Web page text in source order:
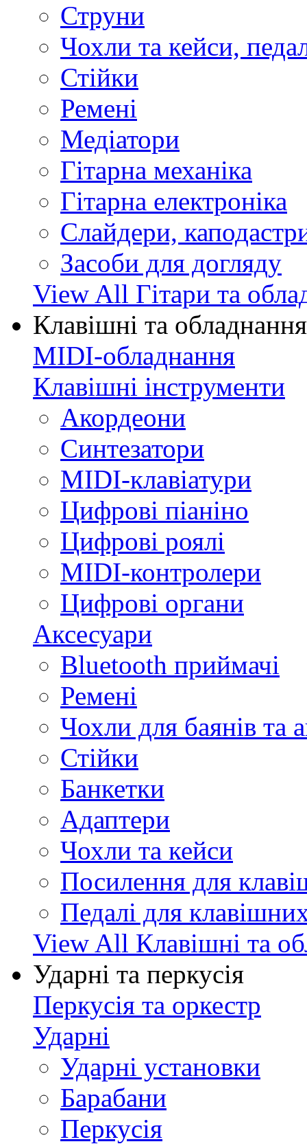
Струни
Чохли та кейси,
Стійки
Ремені
Медіатори
Гітарна механіка
Гітарна електроніка
Слайдери,
Засоби для догляду
View All Гітари та
Клавішні та обладнання
MIDI-обладнання
Клавішні інструменти
Акордеони
Синтезатори
MIDI-клавіатури
Цифрові піаніно
Цифрові роялі
MIDI-контролери
Цифрові органи
Аксесуари
Bluetooth приймачі
Ремені
Чохли для баянів та
Стійки
Банкетки
Адаптери
Чохли та кейси
Посилення для
Педалі для
View All Клавішні та
Ударні та перкусія
Перкусія та оркестр
Ударні
Ударні установки
Барабани
Перкусія